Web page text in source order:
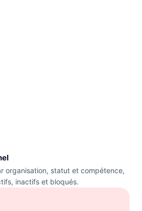
organisation, statut et compétence,
inactifs et bloqués.